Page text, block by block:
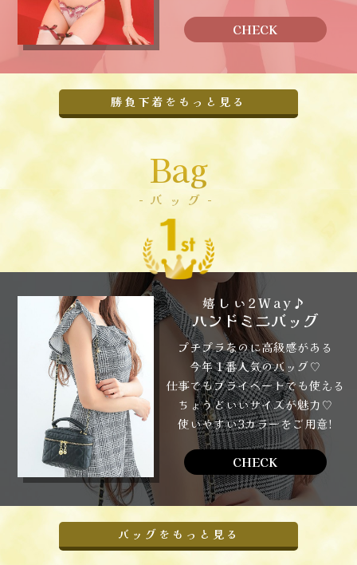
CHECK
勝負下着をもっと見る
Bag
-バッグ-
嬉しい2Way♪
ハンドミニバッグ
プチプラなのに高級感がある
今年１番人気のバッグ♡
仕事でもプライベートでも使える
ちょうどいいサイズが魅力♡
使いやすい3カラーをご用意!
CHECK
バッグをもっと見る